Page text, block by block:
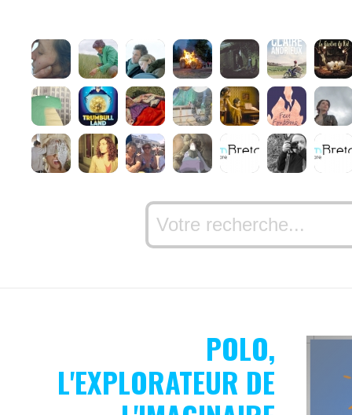
POLO,
L'EXPLORATEUR DE